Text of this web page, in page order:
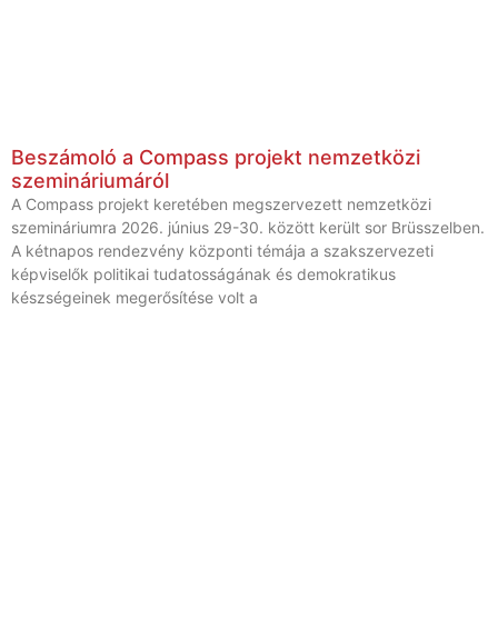
Beszámoló a Compass projekt nemzetközi
szemináriumáról
A Compass projekt keretében megszervezett nemzetközi
szemináriumra 2026. június 29-30. között került sor Brüsszelben.
A kétnapos rendezvény központi témája a szakszervezeti
képviselők politikai tudatosságának és demokratikus
készségeinek megerősítése volt a